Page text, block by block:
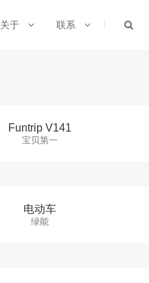
关于 联系
Funtrip V141
宝贝第一
电动车
绿能